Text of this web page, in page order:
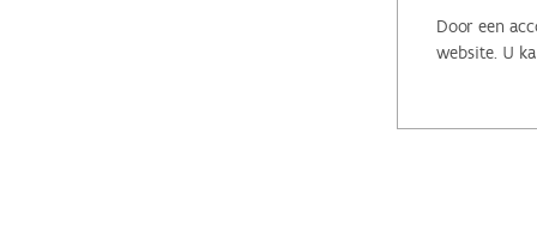
Door een
website. U